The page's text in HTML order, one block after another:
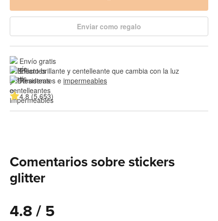
Enviar como regalo
Envío gratis
Efecto brillante y centelleante que cambia con la luz
Resistentes e impermeables
4.8 (5,653)
Comentarios sobre stickers
glitter
4.8 / 5